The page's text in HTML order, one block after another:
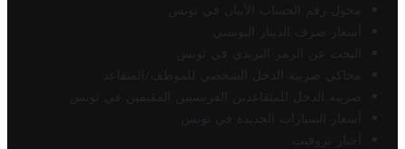
محول رقم الحساب الآيبان في تونس
أسعار صرف الدينار التونسي
البحث عن الرمز البريدي في تونس
محاكي ضريبة الدخل الشخصي للموظف/المتقاعد
ضريبة الدخل للمتقاعدين الفرنسيين المقيمين في تونس
أسعار السيارات الجديدة في تونس
أخبار تروفيت